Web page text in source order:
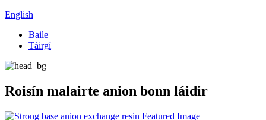
English
Baile
Táirgí
Roisín malairte anion bonn láidir